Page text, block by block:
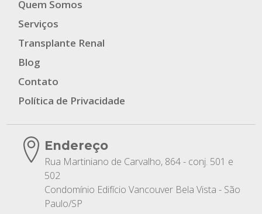
Quem Somos
Serviços
Transplante Renal
Blog
Contato
Política de Privacidade
Endereço
Rua Martiniano de Carvalho, 864 - conj. 501 e
502
Condomínio Edifício Vancouver Bela Vista - São
Paulo/SP